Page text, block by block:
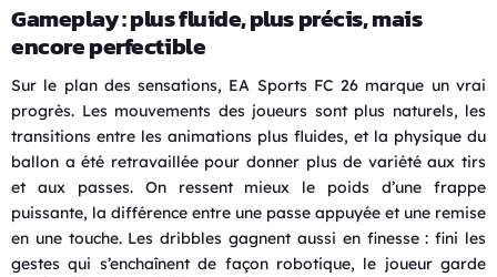
Gameplay : plus fluide, plus précis, mais
encore perfectible
Sur le plan des sensations, EA Sports FC 26 marque un vrai
progrès. Les mouvements des joueurs sont plus naturels, les
transitions entre les animations plus fluides, et la physique du
ballon a été retravaillée pour donner plus de variété aux tirs
et aux passes. On ressent mieux le poids d’une frappe
puissante, la différence entre une passe appuyée et une remise
en une touche. Les dribbles gagnent aussi en finesse : fini les
gestes qui s’enchaînent de façon robotique, le joueur garde